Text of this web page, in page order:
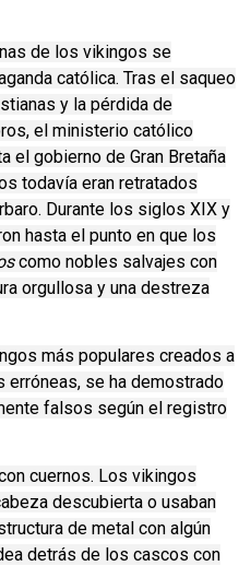
de los vikingos se
católica. Tras el saqueo
y la pérdida de
el ministerio católico
el gobierno de Gran Bretaña
todavía eran retratados
Durante los siglos XIX y
hasta el punto en que los
como nobles salvajes con
orgullosa y una destreza
más populares creados a
se ha demostrado
falsos según el registro
cuernos. Los vikingos
descubierta o usaban
de metal con algún
detrás de los cascos con